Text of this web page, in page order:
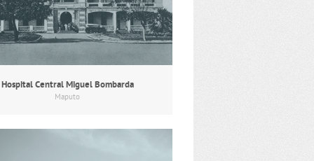
Hospital Central Miguel Bombarda
Maputo